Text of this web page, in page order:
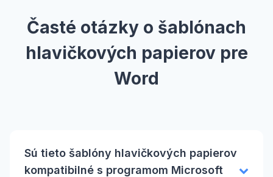
Časté otázky o šablónach
hlavičkových papierov pre
Word
Sú tieto šablóny hlavičkových papierov
kompatibilné s programom Microsoft